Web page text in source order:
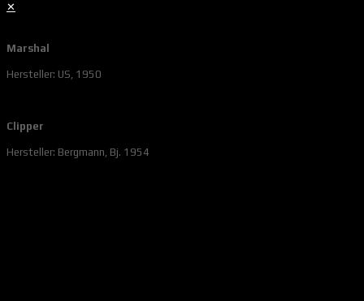
✕
Marshal
Hersteller: US, 1950
Clipper
Hersteller: Bergmann, Bj. 1954